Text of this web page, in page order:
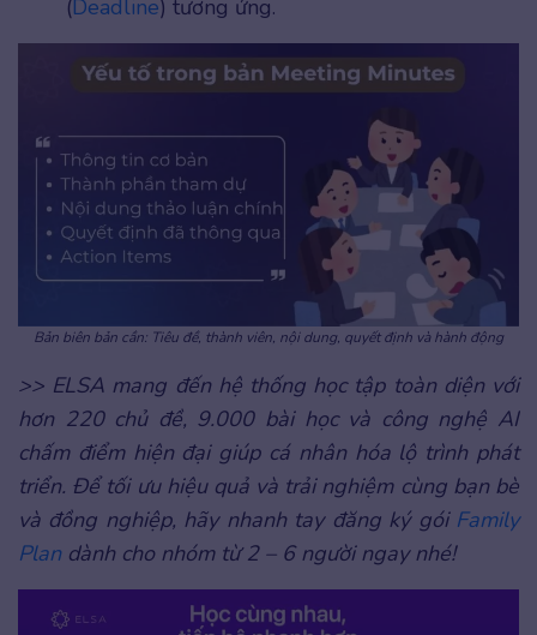
(Deadline) tương ứng.
Bản biên bản cần: Tiêu đề, thành viên, nội dung, quyết định và hành động
>> ELSA mang đến hệ thống học tập toàn diện với
hơn 220 chủ đề, 9.000 bài học và công nghệ AI
chấm điểm hiện đại giúp cá nhân hóa lộ trình phát
triển. Để tối ưu hiệu quả và trải nghiệm cùng bạn bè
và đồng nghiệp, hãy nhanh tay đăng ký gói Family
Plandành cho nhóm từ 2 – 6 người ngay nhé!